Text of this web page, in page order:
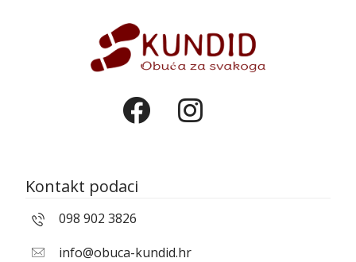
Kontakt podaci
098 902 3826
info@obuca-kundid.hr